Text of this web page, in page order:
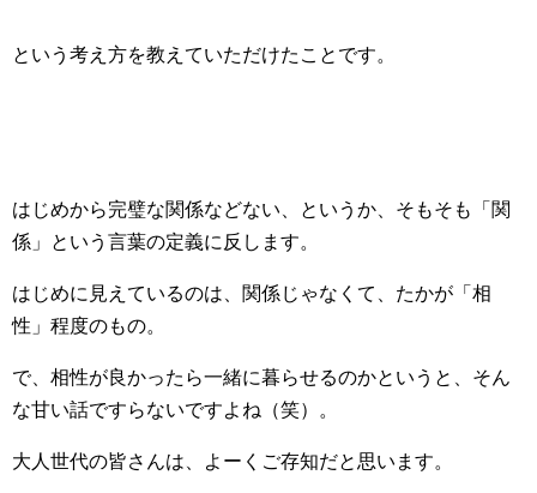
という考え方を教えていただけたことです。
はじめから完璧な関係などない、というか、そもそも「関
係」という言葉の定義に反します。
はじめに見えているのは、関係じゃなくて、たかが「相
性」程度のもの。
で、相性が良かったら一緒に暮らせるのかというと、そん
な甘い話ですらないですよね（笑）。
大人世代の皆さんは、よーくご存知だと思います。